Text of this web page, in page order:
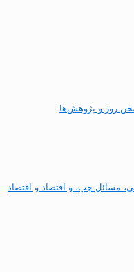
مسائل چپ، و اقتصاد و اقتصاد